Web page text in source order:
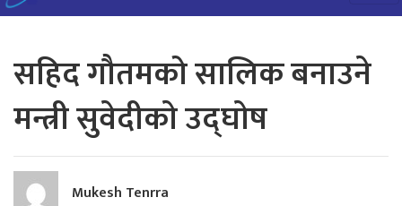
सहिद गौतमको सालिक बनाउने
मन्त्री सुवेदीकाे उद्घाेष
Mukesh Tenrra